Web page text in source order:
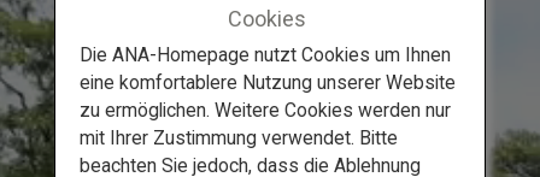
Empfohlene Orte
Die Ferninseln in Okinawa
Cookies
Die ANA-Homepage nutzt Cookies um Ihnen
eine komfortablere Nutzung unserer Website
zu ermöglichen. Weitere Cookies werden nur
mit Ihrer Zustimmung verwendet. Bitte
beachten Sie jedoch, dass die Ablehnung